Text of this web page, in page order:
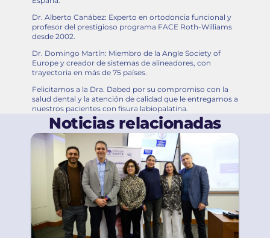
Dr. Alberto Canábez: Experto en ortodoncia funcional y
profesor del prestigioso programa FACE Roth-Williams
desde 2002.
Dr. Domingo Martín: Miembro de la Angle Society of
Europe y creador de sistemas de alineadores, con
trayectoria en más de 75 países.
Felicitamos a la Dra. Dabed por su compromiso con la
salud dental y la atención de calidad que le entregamos a
nuestros pacientes con fisura labiopalatina.
Noticias relacionadas